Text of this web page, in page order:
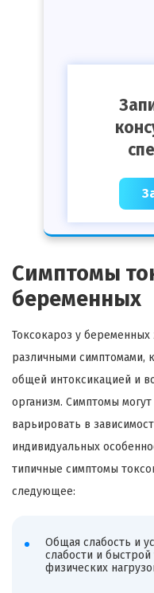
Симптомы
беременных
Токсокароз у
различными симптомами,
общей интоксикацией и
организм. Симптомы
варьировать в
индивидуальных
типичные симптомы
следующее:
Общая слабость и
слабости и
физических